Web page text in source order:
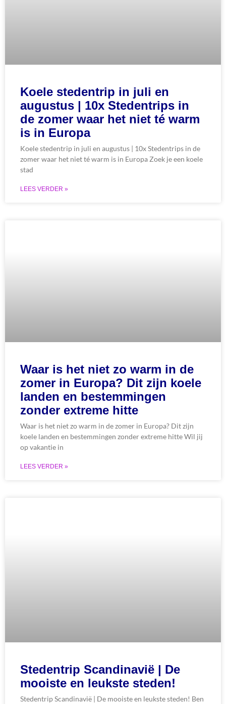
Koele stedentrip in juli en
augustus | 10x Stedentrips in
de zomer waar het niet té warm
is in Europa
Koele stedentrip in juli en augustus | 10x Stedentrips in de
zomer waar het niet té warm is in Europa Zoek je een koele
stad
LEES VERDER »
Waar is het niet zo warm in de
zomer in Europa? Dit zijn koele
landen en bestemmingen
zonder extreme hitte
Waar is het niet zo warm in de zomer in Europa? Dit zijn
koele landen en bestemmingen zonder extreme hitte Wil jij
op vakantie in
LEES VERDER »
Stedentrip Scandinavië | De
mooiste en leukste steden!
Stedentrip Scandinavië | De mooiste en leukste steden! Ben